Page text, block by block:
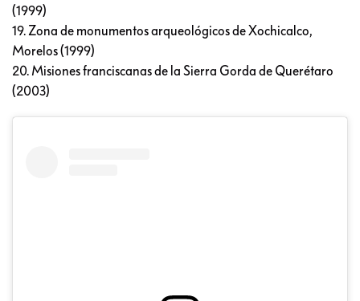
(1999)
19. Zona de monumentos arqueológicos de Xochicalco,
Morelos (1999)
20. Misiones franciscanas de la Sierra Gorda de Querétaro
(2003)